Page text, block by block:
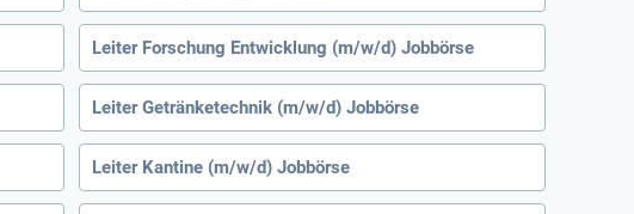
Leiter Forschung Entwicklung (m/w/d) Jobbörse
Leiter Getränketechnik (m/w/d) Jobbörse
Leiter Kantine (m/w/d) Jobbörse